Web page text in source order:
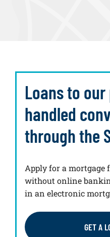
Loans to
handled
through the
Apply for a mortgage
without online
in an electronic
GET A